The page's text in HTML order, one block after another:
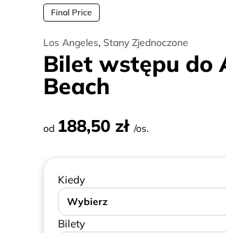
Final Price
Los Angeles, Stany Zjednoczone
Bilet wstępu do
Beach
od 188,50 zł /os.
Kiedy
Wybierz
Bilety